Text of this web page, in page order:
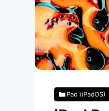
iPad (iPadOS)